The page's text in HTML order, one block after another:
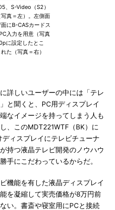
、S-Video（S2）
真＝左）。左側面
にB-CASカードス
入力を用意（写真
に設定したとこ
た（写真＝右）
詳しいユーザーの中には「テレ
と聞くと、PC用ディスプレイ
なイメージを持ってしまう人も
、このMDT221WTF（BK）に
ィスプレイにテレビチューナ
持つ液晶テレビ開発のノウハウ
手にこだわっているからだ。
機能を有した液晶ディスプレイ
を凝縮して実売価格が8万円前
い。書斎や寝室用にPCと接続